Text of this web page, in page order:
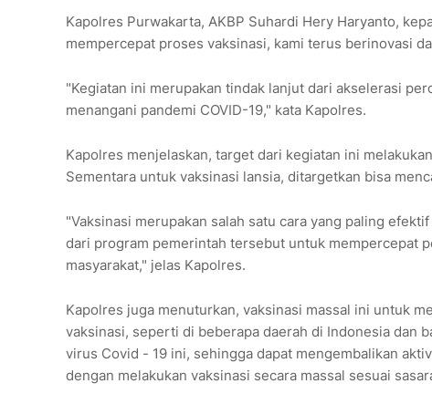
Kapolres Purwakarta, AKBP Suhardi Hery Haryanto,
mempercepat proses vaksinasi, kami terus berinovasi
"Kegiatan ini merupakan tindak lanjut dari akselerasi
menangani pandemi COVID-19," kata Kapolres.
Kapolres menjelaskan, target dari kegiatan ini
Sementara untuk vaksinasi lansia, ditargetkan bisa
"Vaksinasi merupakan salah satu cara yang paling
dari program pemerintah tersebut untuk mempercepat
masyarakat," jelas Kapolres.
Kapolres juga menuturkan, vaksinasi massal ini untuk
vaksinasi, seperti di beberapa daerah di Indonesia dan
virus Covid - 19 ini, sehingga dapat mengembalikan
dengan melakukan vaksinasi secara massal sesuai